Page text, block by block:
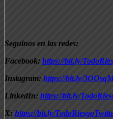
Seguinos en las redes:
Facebook: https://bit.ly/
Instagram: https://bit.ly/
LinkedIn: https://bit.ly/
X: https://bit.ly/